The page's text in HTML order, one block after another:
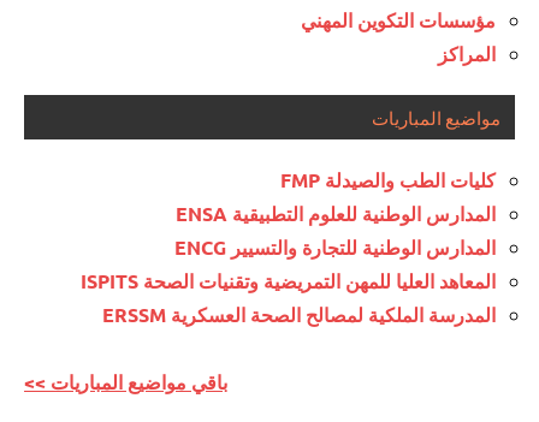
مؤسسات التكوين المهني
المراكز
مواضيع المباريات
كليات الطب والصيدلة FMP
المدارس الوطنية للعلوم التطبيقية ENSA
المدارس الوطنية للتجارة والتسيير ENCG
المعاهد العليا للمهن التمريضية وتقنيات الصحة ISPITS
المدرسة الملكية لمصالح الصحة العسكرية ERSSM
<< باقي مواضيع المباريات